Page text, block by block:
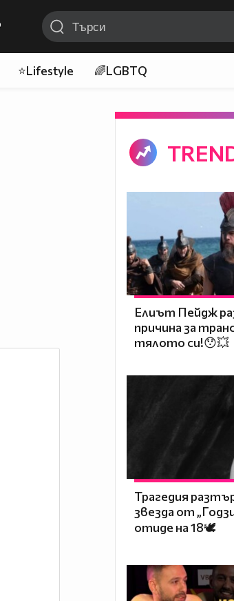
⭐Lifestyle 🌈LGBTQ
Елиът Пейдж
причина за
тялото си!😯💥
Трагедия
звезда от
отиде на 18🕊️